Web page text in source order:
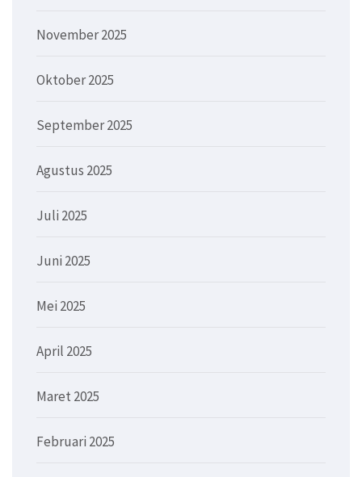
November 2025
Oktober 2025
September 2025
Agustus 2025
Juli 2025
Juni 2025
Mei 2025
April 2025
Maret 2025
Februari 2025